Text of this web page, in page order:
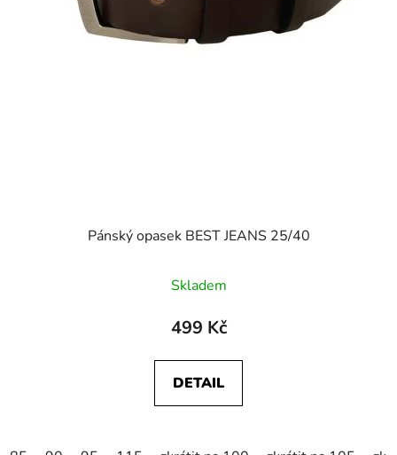
Pánský opasek BEST JEANS 25/40
Skladem
499 Kč
DETAIL